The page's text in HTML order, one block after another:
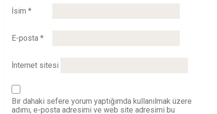
İsim *
E-posta *
İnternet sitesi
Bir dahaki sefere yorum yaptığımda kullanılmak üzere
adımı, e-posta adresimi ve web site adresimi bu